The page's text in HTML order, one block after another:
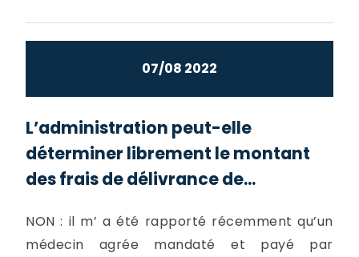
07/08 2022
L’administration peut-elle
déterminer librement le montant
des frais de délivrance de...
NON : il m’ a été rapporté récemment qu’un
médecin agrée mandaté et payé par